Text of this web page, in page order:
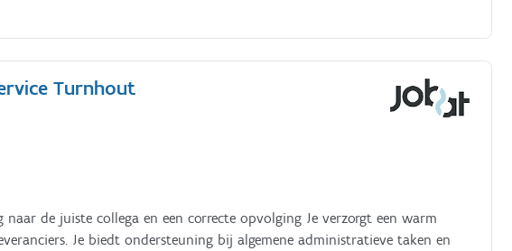
Turnhout
de juiste collega en een correcte opvolging Je verzorgt een warm
Je biedt ondersteuning bij algemene administratieve taken en